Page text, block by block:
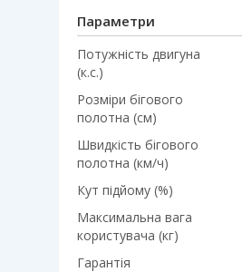
Параметри
Потужність двигуна
(к.с.)
Розміри бігового
полотна (см)
Швидкість бігового
полотна (км/ч)
Кут підйому (%)
Максимальна вага
користувача (кг)
Гарантія